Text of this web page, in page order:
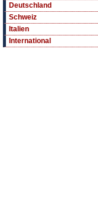
Deutschland
Schweiz
Italien
International